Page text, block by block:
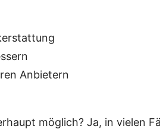
Anbietern
möglich? Ja, in vielen